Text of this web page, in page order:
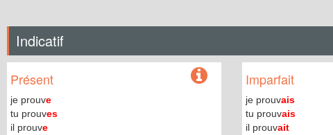
Indicatif
Présent
je prouve
tu prouves
il prouve
Imparfait
je prouvais
tu prouvais
il prouvait